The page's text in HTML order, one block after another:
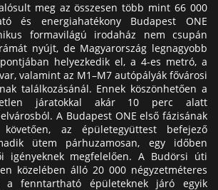
meg az összesen több mint 66 000
és energiahatékony Budapest ONE
formavilágú irodaház nem csupán
nyújt, de Magyarország legnagyobb
helyezkedik el, a 4-es metró, a
valamint az M1–M7 autópályák fővárosi
találkozásánál. Ennek köszönhetően a
járatokkal akár 10 perc alatt
A Budapest ONE első fázisának
az épületegyüttest befejező
ütem párhuzamosan, egy időben
igényeknek megfelelően. A Budörsi úti
közelében álló 20 000 négyzetméteres
fenntartható épületeknek járó egyik